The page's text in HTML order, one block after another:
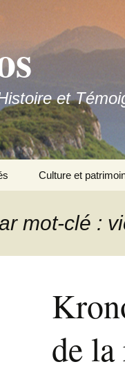
et
Culture et
mot-clé :
de